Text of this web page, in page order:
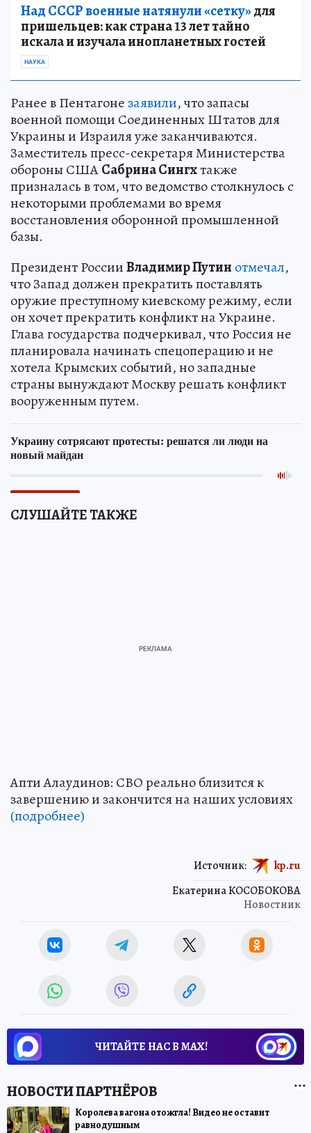
Над СССР военные натянули «сетку»для
пришельцев: как страна 13 лет тайно
искала и изучала инопланетных гостей
НАУКА
Ранее в Пентагоне заявили, что запасы
военной помощи Соединенных Штатов для
Украины и Израиля уже заканчиваются.
Заместитель пресс-секретаря Министерства
обороны СШАСабрина Сингхтакже
призналась в том, что ведомство столкнулось с
некоторыми проблемами во время
восстановления оборонной промышленной
базы.
Президент РоссииВладимир Путин отмечал,
что Запад должен прекратить поставлять
оружие преступному киевскому режиму, если
он хочет прекратить конфликт на Украине.
Глава государства подчеркивал, что Россия не
планировала начинать спецоперацию и не
хотела Крымских событий, но западные
страны вынуждают Москву решать конфликт
вооруженным путем.
СЛУШАЙТЕ ТАКЖЕ
Апти Алаудинов: СВО реально близится к
завершению и закончится на наших условиях
(подробнее)
Екатерина КОСОБОКОВА
Новостник
Источник: kp.ru
ЧИТАЙТЕ НАС В МАХ!
Королева вагона отожгла! Видео не оставит
равнодушным